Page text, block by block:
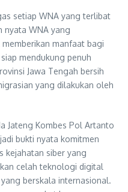
setiap WNA yang terlibat
nyata WNA yang
manfaat bagi
mendukung penuh
Jawa Tengah bersih
yang dilakukan oleh
Jateng Kombes Pol Artanto
bukti nyata komitmen
kejahatan siber yang
celah teknologi digital
berskala internasional.